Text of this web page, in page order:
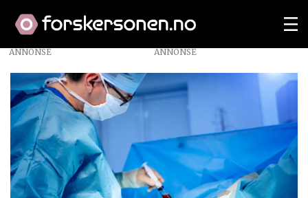
ANNONSE